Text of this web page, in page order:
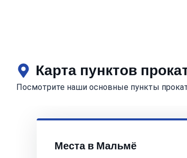
Карта пунктов
Посмотрите наши основные пункты
Места в Мальмё